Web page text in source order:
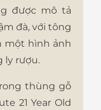
được mô tả
đà, với tông
một hình ảnh
ly rượu.
thùng gỗ
21 Year Old